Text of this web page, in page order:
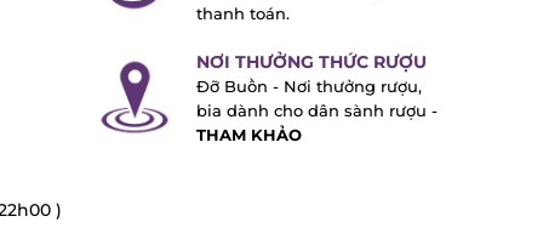
)
thanh toán.
NƠI THƯỞNG THỨC RƯỢU
Đỡ Buồn - Nơi thưởng rượu,
bia dành cho dân sành rượu -
THAM KHẢO